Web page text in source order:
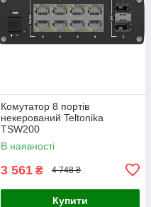
Комутатор 8 портів
некерований Teltonika
TSW200
В наявності
3 561 ₴ 4 748 ₴
Купити